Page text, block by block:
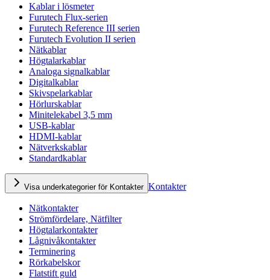
Kablar i lösmeter
Furutech Flux-serien
Furutech Reference III serien
Furutech Evolution II serien
Nätkablar
Högtalarkablar
Analoga signalkablar
Digitalkablar
Skivspelarkablar
Hörlurskablar
Minitelekabel 3,5 mm
USB-kablar
HDMI-kablar
Nätverkskablar
Standardkablar
Visa underkategorier för Kontakter Kontakter
Nätkontakter
Strömfördelare, Nätfilter
Högtalarkontakter
Lågnivåkontakter
Terminering
Rörkabelskor
Flatstift guld